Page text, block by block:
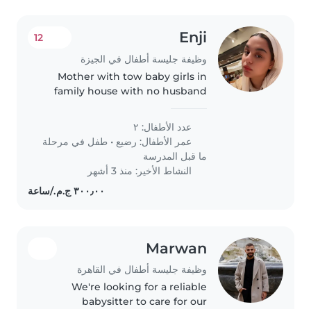
Enji
وظيفة جليسة أطفال في الجيزة
12
Mother with tow baby girls in
family house with no husband
عدد الأطفال: ٢
عمر الأطفال: رضيع • طفل في مرحلة
ما قبل المدرسة
النشاط الأخير: منذ 3 أشهر
Marwan
وظيفة جليسة أطفال في القاهرة
We're looking for a reliable
babysitter to care for our